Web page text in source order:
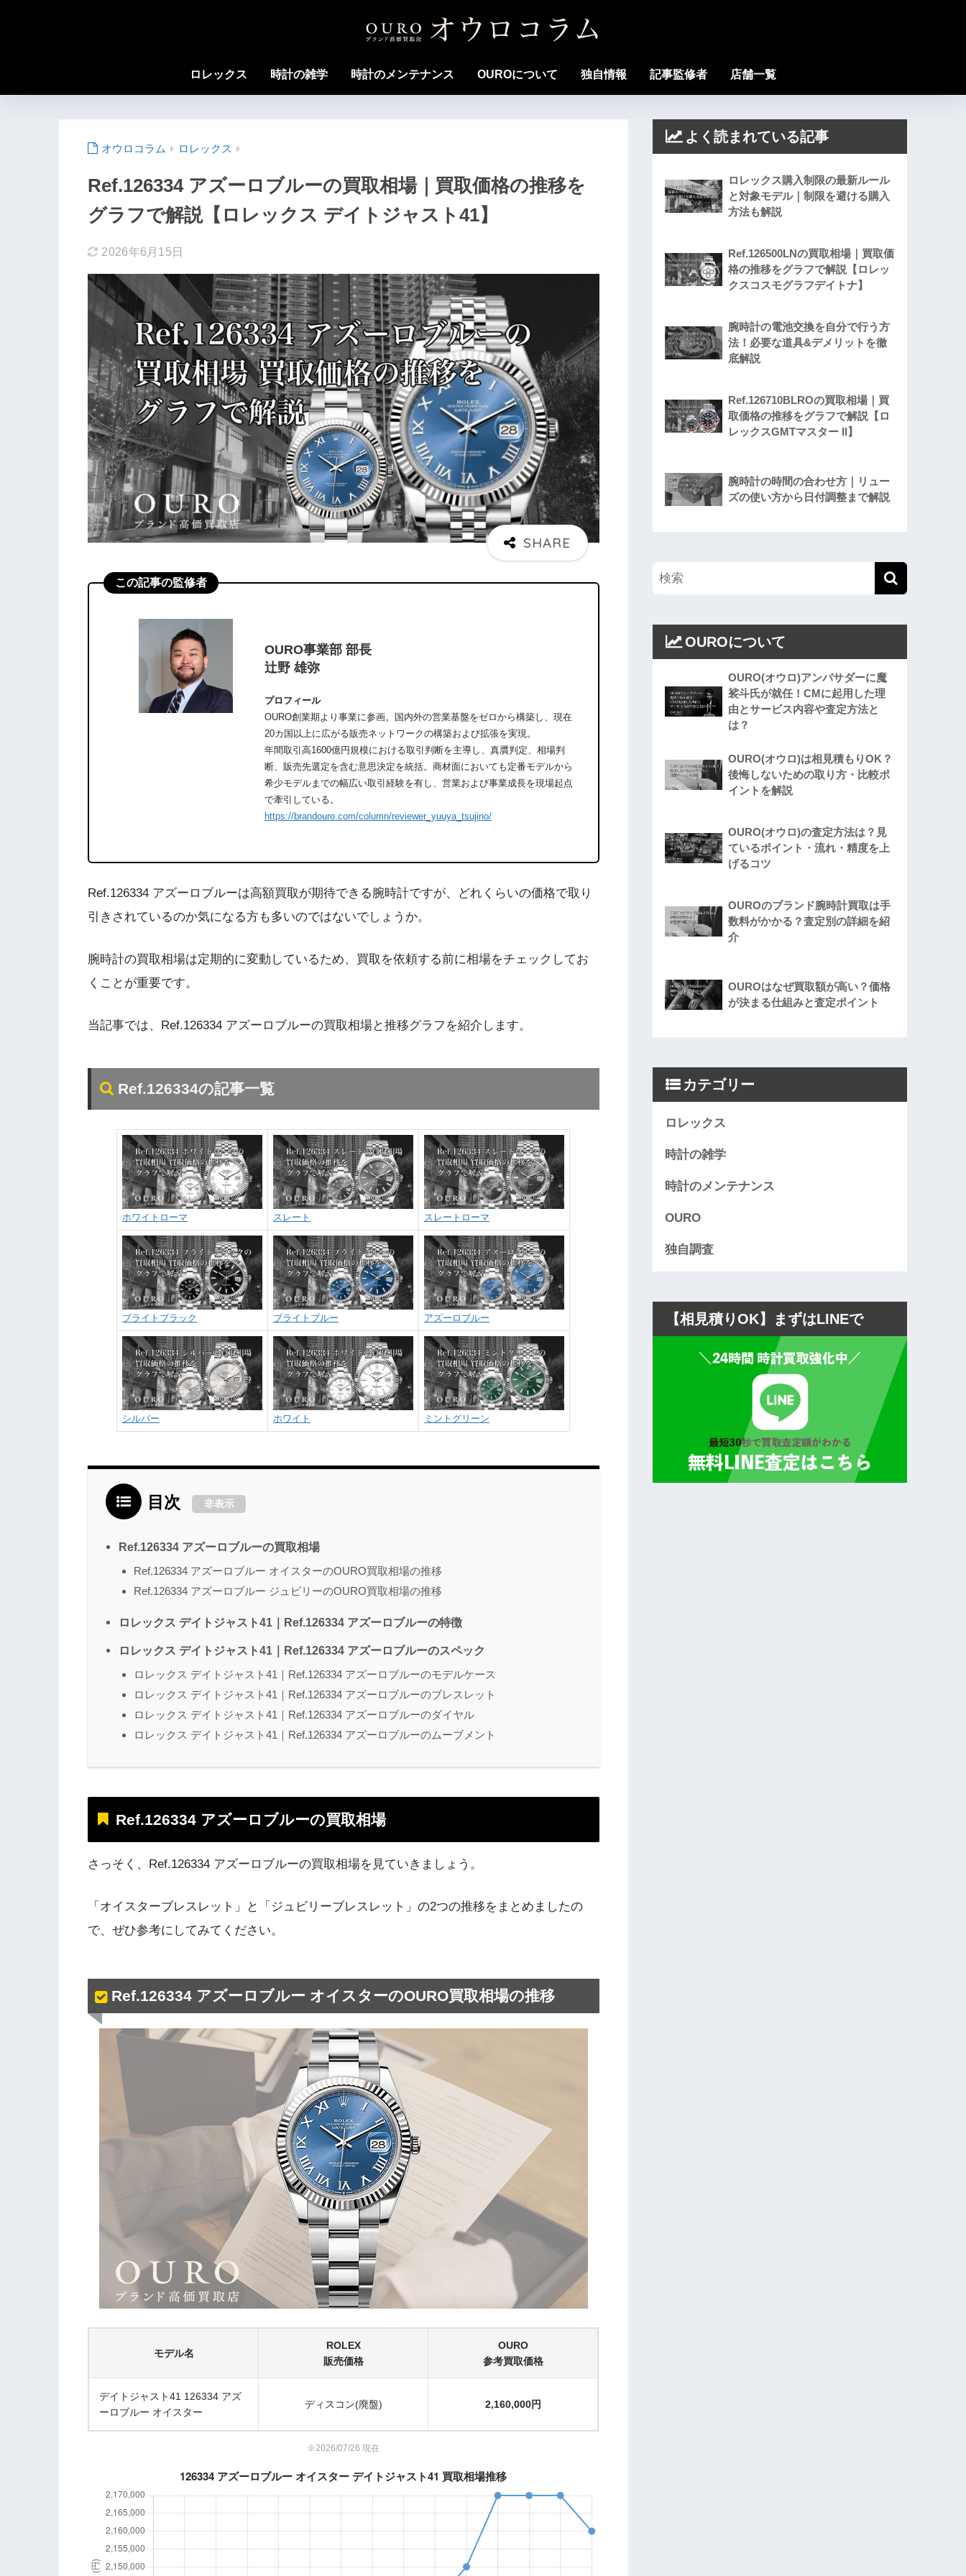
ロレックス 時計の雑学 時計のメンテナンス OUROについて 独自情報 記事監修者 店舗一覧
ロレックス
Ref.126334 アズーロブルーの買取相場｜買取価格の推移を
グラフで解説【ロレックス デイトジャスト41】
2026年6月15日
この記事の監修者
OURO事業部 部長
辻野 雄弥
プロフィール
OURO創業期より事業に参画。国内外の営業基盤をゼロから構築し、現在
20カ国以上に広がる販売ネットワークの構築および拡張を実現。
年間取引高1600億円規模における取引判断を主導し、真贋判定、相場判
断、販売先選定を含む意思決定を統括。商材面においても定番モデルから
希少モデルまでの幅広い取引経験を有し、営業および事業成長を現場起点
で牽引している。
https://brandouro.com/column/reviewer_yuuya_tsujino/
Ref.126334 アズーロブルーは高額買取が期待できる腕時計ですが、どれくらいの価格で取り
引きされているのか気になる方も多いのではないでしょうか。
腕時計の買取相場は定期的に変動しているため、買取を依頼する前に相場をチェックしてお
くことが重要です。
当記事では、Ref.126334 アズーロブルーの買取相場と推移グラフを紹介します。
Ref.126334の記事一覧
ホワイトローマ スレート スレートローマ
ブライトブラック ブライトブルー アズーロブルー
シルバー ホワイト ミントグリーン
目次 非表示
Ref.126334 アズーロブルーの買取相場
Ref.126334 アズーロブルー オイスターのOURO買取相場の推移
Ref.126334 アズーロブルー ジュビリーのOURO買取相場の推移
ロレックス デイトジャスト41｜Ref.126334 アズーロブルーの特徴
ロレックス デイトジャスト41｜Ref.126334 アズーロブルーのスペック
ロレックス デイトジャスト41｜Ref.126334 アズーロブルーのモデルケース
ロレックス デイトジャスト41｜Ref.126334 アズーロブルーのブレスレット
ロレックス デイトジャスト41｜Ref.126334 アズーロブルーのダイヤル
ロレックス デイトジャスト41｜Ref.126334 アズーロブルーのムーブメント
Ref.126334 アズーロブルーの買取相場
さっそく、Ref.126334 アズーロブルーの買取相場を見ていきましょう。
「オイスターブレスレット」と「ジュビリーブレスレット」の2つの推移をまとめましたの
で、ぜひ参考にしてみてください。
Ref.126334 アズーロブルー オイスターのOURO買取相場の推移
モデル名
ROLEX
販売価格
OURO
参考買取価格
デイトジャスト41 126334 アズ
ーロブルー オイスター
ディスコン(廃盤) 2,160,000円
※2026/07/26 現在
よく読まれている記事
ロレックス購入制限の最新ルール
と対象モデル｜制限を避ける購入
方法も解説
Ref.126500LNの買取相場｜買取価
格の推移をグラフで解説【ロレッ
クスコスモグラフデイトナ】
腕時計の電池交換を自分で行う方
法！必要な道具&デメリットを徹
底解説
Ref.126710BLROの買取相場｜買
取価格の推移をグラフで解説【ロ
レックスGMTマスター II】
腕時計の時間の合わせ方｜リュー
ズの使い方から日付調整まで解説
OUROについて
OURO(オウロ)アンバサダーに魔
裟斗氏が就任！CMに起用した理
由とサービス内容や査定方法と
は？
OURO(オウロ)は相見積もりOK？
後悔しないための取り方・比較ポ
イントを解説
OURO(オウロ)の査定方法は？見
ているポイント・流れ・精度を上
げるコツ
OUROのブランド腕時計買取は手
数料がかかる？査定別の詳細を紹
介
OUROはなぜ買取額が高い？価格
が決まる仕組みと査定ポイント
カテゴリー
ロレックス
時計の雑学
時計のメンテナンス
OURO
独自調査
【相見積りOK】まずはLINEで